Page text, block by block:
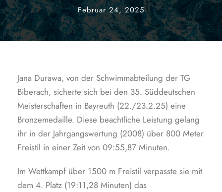
Februar 24, 2025
Jana Durawa, von der Schwimmabteilung der TG
Biberach, sicherte sich bei den 35. Süddeutschen
Meisterschaften in Bayreuth (22./23.2.25) eine
Bronzemedaille. Diese beachtliche Leistung gelang
ihr in der Jahrgangswertung (2008) über 800 Meter
Freistil in einer Zeit von 09:55,87 Minuten.
Im Wettkampf über 1500 m Freistil verpasste sie mit
dem 4. Platz (19:11,28 Minuten) das